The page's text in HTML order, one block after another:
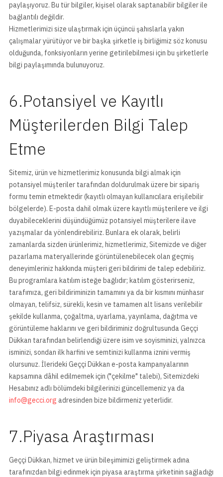
paylaşıyoruz. Bu tür bilgiler, kişisel olarak saptanabilir bilgiler ile
bağlantılı değildir.
Hizmetlerimizi size ulaştırmak için üçüncü şahıslarla yakın
çalışmalar yürütüyor ve bir başka şirketle iş birliğimiz söz konusu
olduğunda, fonksiyonların yerine getirilebilmesi için bu şirketlerle
bilgi paylaşımında bulunuyoruz.
6.Potansiyel ve Kayıtlı
Müşterilerden Bilgi Talep
Etme
Sitemiz, ürün ve hizmetlerimiz konusunda bilgi almak için
potansiyel müşteriler tarafından doldurulmak üzere bir sipariş
formu temin etmektedir (kayıtlı olmayan kullanıcılara erişilebilir
bölgelerde). E-posta dahil olmak üzere kayıtlı müşterilere ve ilgi
duyabileceklerini düşündüğümüz potansiyel müşterilere ilave
yazışmalar da yönlendirebiliriz. Bunlara ek olarak, belirli
zamanlarda sizden ürünlerimiz, hizmetlerimiz, Sitemizde ve diğer
pazarlama materyallerinde görüntülenebilecek olan geçmiş
deneyimleriniz hakkında müşteri geri bildirimi de talep edebiliriz.
Bu programlara katılım isteğe bağlıdır; katılım gösterirseniz,
tarafımıza, geri bildiriminizin tamamını ya da bir kısmını münhasır
olmayan, telifsiz, sürekli, kesin ve tamamen alt lisans verilebilir
şekilde kullanma, çoğaltma, uyarlama, yayınlama, dağıtma ve
görüntüleme haklarını ve geri bildiriminiz doğrultusunda Geççi
Dükkan tarafından belirlendiği üzere isim ve soyisminizi, yalnızca
isminizi, sondan ilk harfini ve semtinizi kullanma iznini vermiş
olursunuz. İlerideki Geççi Dükkan e-posta kampanyalarının
kapsamına dâhil edilmemek için ("çekilme" talebi), Sitemizdeki
Hesabınız adlı bölümdeki bilgilerinizi güncellemeniz ya da
info@gecci.org adresinden bize bildirmeniz yeterlidir.
7.Piyasa Araştırması
Geççi Dükkan, hizmet ve ürün bileşimimizi geliştirmek adına
tarafınızdan bilgi edinmek için piyasa araştırma şirketinin sağladığı